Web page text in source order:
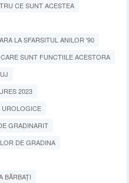
CE SUNT ACESTEA
LA SFARSITUL ANILOR '90
SUNT FUNCTIILE ACESTORA
2023
UROLOGICE
GRADINARIT
DE GRADINA
BĂRBAȚI